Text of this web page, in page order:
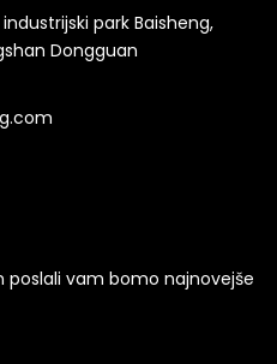
park Baisheng,
Dongguan
poslali vam bomo najnovejše